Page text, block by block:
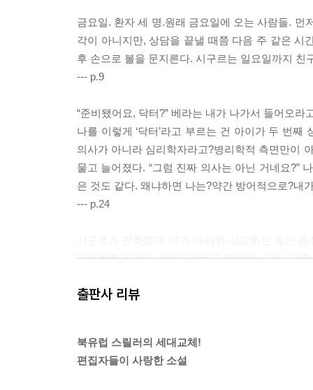
금요일. 환자 세 명.원래 금요일에 오는 사람들. 먼
각이 아니지만, 상담을 끝낼 때쯤 다음 주 같은 시
후 손으로 볼을 문지른다. 시구르는 일요일까지
--- p.9
“준비됐어요, 닥터?” 베라는 내가 나가서 들어오라
나를 이렇게 ‘닥터’라고 부르는 건 아이가 두 번
의사가 아니라 심리학자라고?병리학적 측면만이
물고 늘어졌다. “그럼 진짜 의사는 아닌 거네요?”
은 것도 같다. 왜냐하면 나는?약간 방어적으로?내
--- p.24
대전화를 조리대 위에 올려두고 먹으면서 메시지
난…….”
배 속의 덩어리가 내가 둘러놓은 막을 뚫으려고
출판사 리뷰
북유럽 스릴러의 세대교체!
편집자들이 사랑한 소설